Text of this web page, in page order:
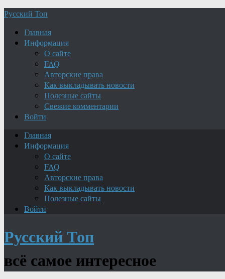
Русский Топ
Главная
Информация
О сайте
FAQ
Авторские права
Как выкладывать новости
Полезные сайты
Свежие комментарии
Войти
Главная
Информация
О сайте
FAQ
Авторские права
Как выкладывать новости
Полезные сайты
Войти
Русский Топ
всё самое интересное